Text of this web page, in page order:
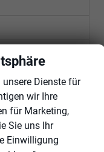
unsere Dienste für
wir Ihre
für Marketing,
Sie uns Ihr
Einwilligung